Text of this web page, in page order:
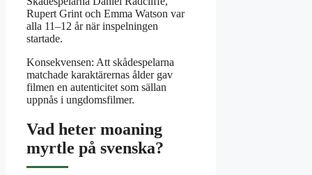
Rupert Grint och Emma Watson var
alla 11–12 år när inspelningen
startade.
Konsekvensen: Att skådespelarna
matchade karaktärernas ålder gav
filmen en autenticitet som sällan
uppnås i ungdomsfilmer.
Vad heter moaning
myrtle på svenska?